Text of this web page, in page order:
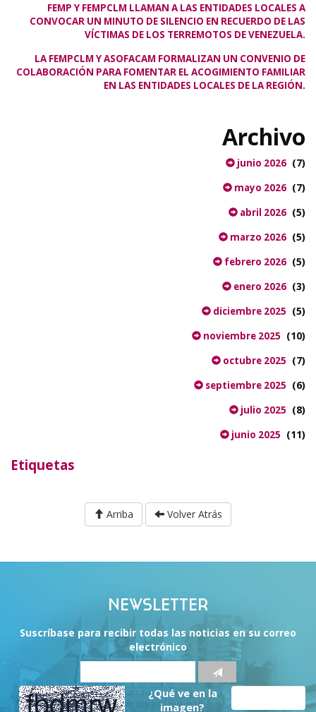
FEMP Y FEMPCLM LLAMAN A LAS ENTIDADES LOCALES A
CONVOCAR UN MINUTO DE SILENCIO EN RECUERDO DE LAS
VÍCTIMAS DE LOS TERREMOTOS DE VENEZUELA.
LA FEMPCLM Y ASOFACAM FORMALIZAN UN CONVENIO DE
COLABORACIÓN PARA FOMENTAR EL ACOGIMIENTO FAMILIAR
EN LAS ENTIDADES LOCALES DE LA REGIÓN.
Archivo
junio 2026 (7)
mayo 2026 (7)
abril 2026 (5)
marzo 2026 (5)
febrero 2026 (5)
enero 2026 (3)
diciembre 2025 (5)
noviembre 2025 (10)
octubre 2025 (7)
septiembre 2025 (6)
julio 2025 (8)
junio 2025 (11)
Etiquetas
Arriba Volver Atrás
NEWSLETTER
Suscríbase para recibir todas las noticias en su correo
electrónico
¿Qué ve en la
imagen?